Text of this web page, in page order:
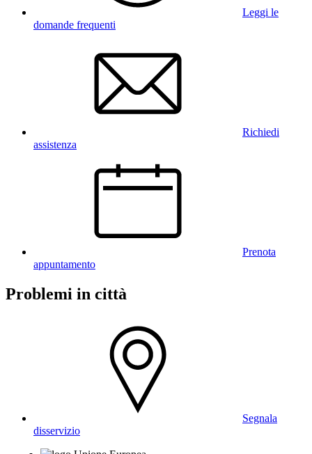
Leggi le
domande frequenti
Richiedi
assistenza
Prenota
appuntamento
Problemi in città
Segnala
disservizio